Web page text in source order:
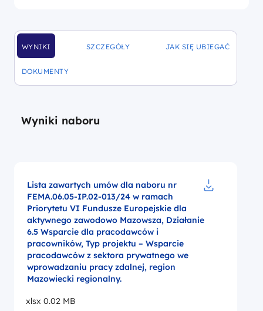
WYNIKI
DOFINANSOWANIA
SZCZEGÓŁY JAK SIĘ UBIEGAĆ
DOFINANSOWANIA
DOKUMENTY
Wyniki naboru
Lista zawartych umów dla naboru nr
FEMA.06.05-IP.02-013/24 w ramach
Priorytetu VI Fundusze Europejskie dla
aktywnego zawodowo Mazowsza, Działanie
6.5 Wsparcie dla pracodawców i
pracowników, Typ projektu – Wsparcie
pracodawców z sektora prywatnego we
wprowadzaniu pracy zdalnej, region
Mazowiecki regionalny.
xlsx 0.02 MB